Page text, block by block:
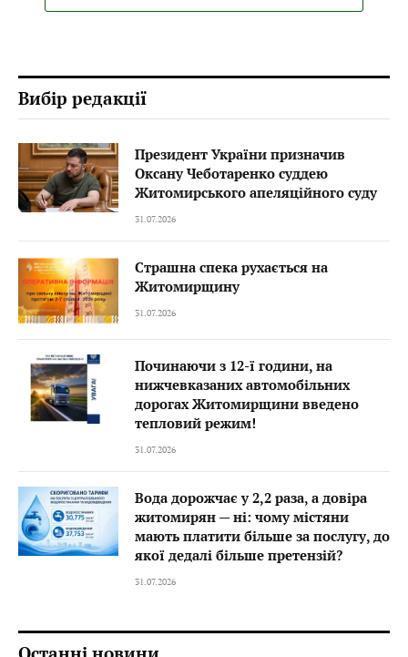
Вибір редакції
Президент України призначив
Оксану Чеботаренко суддею
Житомирського апеляційного суду
31.07.2026
Страшна спека рухається на
Житомирщину
31.07.2026
Починаючи з 12-ї години, на
нижчевказаних автомобільних
дорогах Житомирщини введено
тепловий режим!
31.07.2026
Вода дорожчає у 2,2 раза, а довіра
житомирян — ні: чому містяни
мають платити більше за послугу, до
якої дедалі більше претензій?
31.07.2026